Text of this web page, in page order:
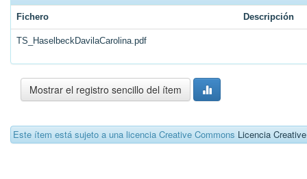
Fichero Descripción
TS_HaselbeckDavilaCarolina.pdf
Mostrar el registro sencillo del ítem
Este ítem está sujeto a una licencia Creative Commons Licencia